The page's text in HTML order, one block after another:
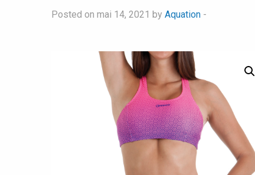
Posted on mai 14, 2021 by Aquation -